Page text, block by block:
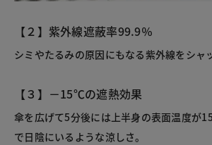
【２】紫外線遮蔽率99.9％
シミやたるみの原因にもなる紫外線をシャ
【３】－15℃の遮熱効果
傘を広げて5分後には上半身の表面温度が
で日陰にいるような涼しさ。